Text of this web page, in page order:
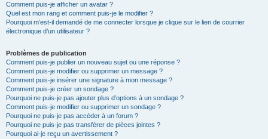
Comment puis-je afficher un avatar ?
Quel est mon rang et comment puis-je le modifier ?
Pourquoi m’est-il demandé de me connecter lorsque je clique sur le lien de courrier
électronique d’un utilisateur ?
Problèmes de publication
Comment puis-je publier un nouveau sujet ou une réponse ?
Comment puis-je modifier ou supprimer un message ?
Comment puis-je insérer une signature à mon message ?
Comment puis-je créer un sondage ?
Pourquoi ne puis-je pas ajouter plus d’options à un sondage ?
Comment puis-je modifier ou supprimer un sondage ?
Pourquoi ne puis-je pas accéder à un forum ?
Pourquoi ne puis-je pas transférer de pièces jointes ?
Pourquoi ai-je reçu un avertissement ?